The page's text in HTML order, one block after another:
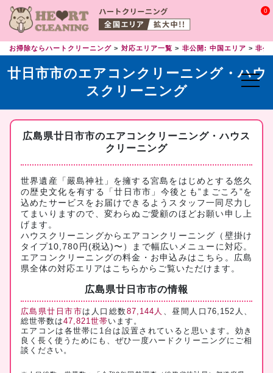
0
お掃除ならハートクリーニング 対応エリア一覧 非公開: 中国エリア 非公
廿日市市のエアコンクリーニング・ハウ
スクリーニング
広島県廿日市市のエアコンクリーニング・ハウス
クリーニング
世界遺産「嚴島神社」を擁する宮島をはじめとする悠久
の歴史文化を有する「廿日市市」今後とも”まごころ”を
込めたサービスをお届けできるようスタッフ一同尽力し
てまいりますので、変わらぬご愛顧のほどお願い申し上
げます。
ハウスクリーニングからエアコンクリーニング（壁掛け
タイプ10,780円(税込)〜）まで幅広いメニューに対応。
エアコンクリーニングの料金・お申込みはこちら 。広島
県全体の対応エリアは こちらからご覧いただけます。
広島県廿日市市の情報
広島県廿日市市は人口総数87,144人 、昼間人口76,152人、
総世帯数は47,821世帯います。
エアコンは各世帯に1台は設置されていると思います。効き
良く長く使うためにも、ぜひ一度ハードクリーニングにご相
談ください。